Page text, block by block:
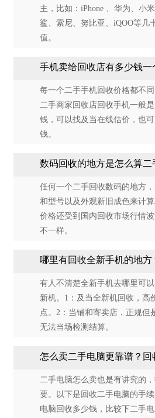
主，比如：iPhone 、华为、小
鲨、索尼、努比亚、iQOO等几
值。
手机卖给回收店有多少钱一
每一个二手手机回收价格都不
二手商家回收店回收手机一般
钱，可以找及当在线估价，也
钱。
数码回收的地方是怎么算二
任何一个二手回收数码的地方
和型号以及外观新旧成色来计
价格还受到国内回收市场行情
不一样。
哪里有回收全新手机的地方
有人不清楚全新手机去哪里可
新机。1：及当全新机回收，高
点。2：当铺和寄卖店，正规但
无法当场检测结算。
怎么卖二手电脑更靠谱？
二手电脑怎么卖也是有讲究的
要。以下是回收二手电脑的手
电脑回收多少钱，比较下二手